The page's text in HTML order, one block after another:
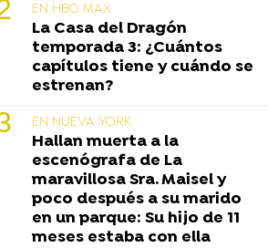
EN HBO MAX
La Casa del Dragón
temporada 3: ¿Cuántos
capítulos tiene y cuándo se
estrenan?
EN NUEVA YORK
Hallan muerta a la
escenógrafa de La
maravillosa Sra. Maisel y
poco después a su marido
en un parque: Su hijo de 11
meses estaba con ella